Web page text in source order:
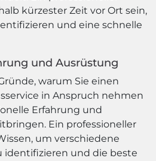
kürzester Zeit vor Ort sein,
und eine schnelle
und Ausrüstung
warum Sie einen
in Anspruch nehmen
Erfahrung und
Ein professioneller
um verschiedene
identifizieren und die beste